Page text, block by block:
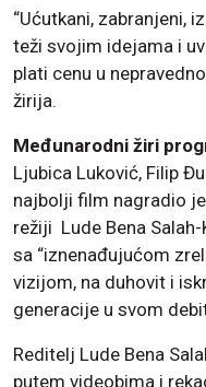
“Ućutkani, zabranjeni,
teži svojim idejama i
plati cenu u
žirija.
Međunarodni žiri
Ljubica Luković, Filip
najbolji film nagradio
režiji Lude Bena
sa “iznenađujućom
vizijom, na duhovit i
generacije u svom
Reditelj Lude Bena
putem videobima i